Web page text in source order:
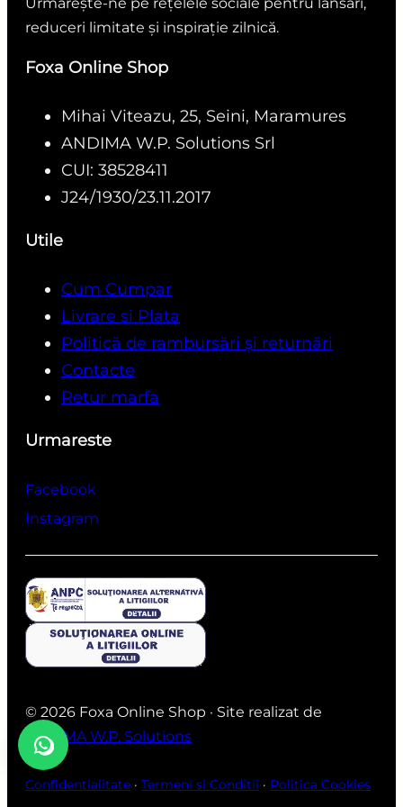
reduceri limitate și inspirație zilnică.
Foxa Online Shop
Mihai Viteazu, 25, Seini, Maramures
ANDIMA W.P. Solutions Srl
CUI: 38528411
J24/1930/23.11.2017
Utile
Cum Cumpar
Livrare si Plata
Politică de rambursări și returnări
Contacte
Retur marfa
Urmareste
Facebook
Instagram
© 2026 Foxa Online Shop · Site realizat de
ANDIMA W.P. Solutions
Confidentialitate · Termeni si Conditii · Politica Cookies